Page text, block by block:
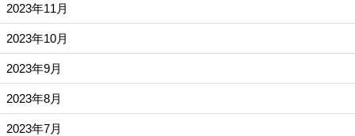
2023年11月
2023年10月
2023年9月
2023年8月
2023年7月